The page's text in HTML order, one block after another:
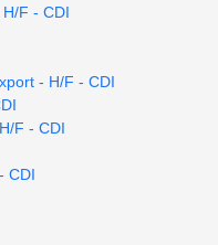
F - CDI
- H/F - CDI
F - CDI
CDI